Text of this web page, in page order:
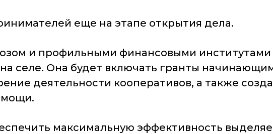
еще на этапе открытия дела.
и профильными финансовыми
селе. Она будет включать гранты
деятельности кооперативов, а также
максимальную эффективность